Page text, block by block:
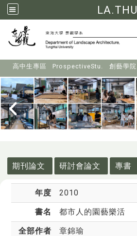
LA.THU
高中生專區 ProspectiveStu. 創藝學院
期刊論文
研討會論文 專書
年度 2010
書名 都市人的園藝樂活
全部作者 章錦瑜